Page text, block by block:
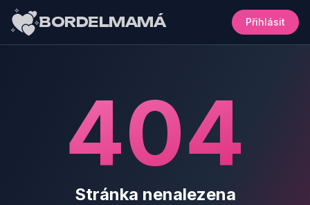
BORDELMAMÁ Přihlásit
404
Stránka nenalezena